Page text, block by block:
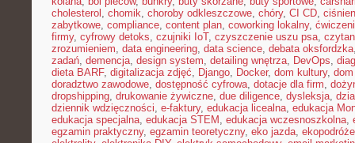
cholesterol , chomik, choroby odkleszczowe, chóry, CI CD,
zabytkowe, compliance, content plan, coworking lokalny,
firmy, cyfrowy detoks, czujniki IoT, czyszczenie uszu psa,
zrozumieniem, data engineering, data science, debata oksfordzka
zadań, demencja, design system, detailing wnętrza, DevOps,
dieta BARF, digitalizacja zdjęć, Django, Docker, dom kultury,
doradztwo zawodowe, dostępność cyfrowa, dotacje dla firm,
dropshipping, drukowanie żywiczne, due diligence, dysleksja,
dziennik wdzięczności, e-faktury, edukacja licealna, edukacja
edukacja specjalna, edukacja STEM , edukacja wczesnoszkolna,
egzamin praktyczny, egzamin teoretyczny, eko jazda, ekopodróże